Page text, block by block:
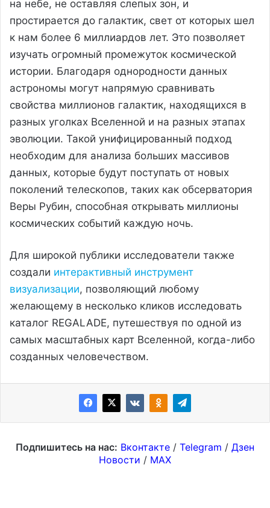
на небе, не оставляя слепых зон, и
простирается до галактик, свет от которых шел
к нам более 6 миллиардов лет. Это позволяет
изучать огромный промежуток космической
истории. Благодаря однородности данных
астрономы могут напрямую сравнивать
свойства миллионов галактик, находящихся в
разных уголках Вселенной и на разных этапах
эволюции. Такой унифицированный подход
необходим для анализа больших массивов
данных, которые будут поступать от новых
поколений телескопов, таких как обсерватория
Веры Рубин, способная открывать миллионы
космических событий каждую ночь.
Для широкой публики исследователи также
создали интерактивный инструмент
визуализации, позволяющий любому
желающему в несколько кликов исследовать
каталог REGALADE, путешествуя по одной из
самых масштабных карт Вселенной, когда-либо
созданных человечеством.
Подпишитесь на нас: Вконтакте / Telegram / Дзен
Новости / MAX